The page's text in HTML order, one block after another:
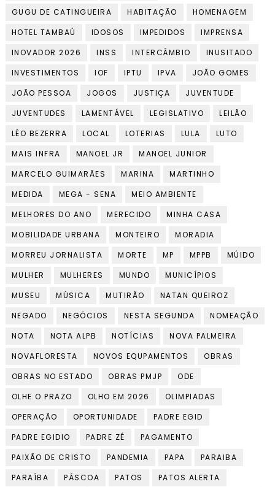
GUGU DE CATINGUEIRA
HABITAÇÃO
HOMENAGEM
HOTEL TAMBAÚ
IDOSOS IMPEDIDOS
IMPRENSA
INOVADOR 2026
INSS INTERCÂMBIO
INUSITADO
INVESTIMENTOS
IOF IPTU IPVA
JOÃO GOMES
JOÃO PESSOA
JOGOS JUSTIÇA
JUVENTUDE
JUVENTUDES
LAMENTÁVEL LEGISLATIVO
LEILÃO
LÉO BEZERRA
LOCAL LOTERIAS LULA
LUTO
MAIS INFRA
MANOEL JR
MANOEL JUNIOR
MARCELO GUIMARÃES
MARINA
MARTINHO
MEDIDA
MEGA - SENA
MEIO AMBIENTE
MELHORES DO ANO
MERECIDO
MINHA CASA
MOBILIDADE URBANA
MONTEIRO
MORADIA
MORREU JORNALISTA
MORTE MP MPPB
MÚIDO
MULHER
MULHERES MUNDO
MUNICÍPIOS
MUSEU
MÚSICA MUTIRÃO
NATAN QUEIROZ
NEGADO
NEGÓCIOS NESTA SEGUNDA
NOMEAÇÃO
NOTA
NOTA ALPB NOTÍCIAS
NOVA PALMEIRA
NOVAFLORESTA
NOVOS EQUPAMENTOS
OBRAS
OBRAS NO ESTADO
OBRAS PMJP
ODE
OLHE O PRAZO
OLHO EM 2026
OLIMPIADAS
OPERAÇÃO
OPORTUNIDADE
PADRE EGID
PADRE EGIDIO
PADRE ZÉ
PAGAMENTO
PAIXÃO DE CRISTO
PANDEMIA PAPA
PARAIBA
PARAÍBA
PÁSCOA PATOS
PATOS ALERTA